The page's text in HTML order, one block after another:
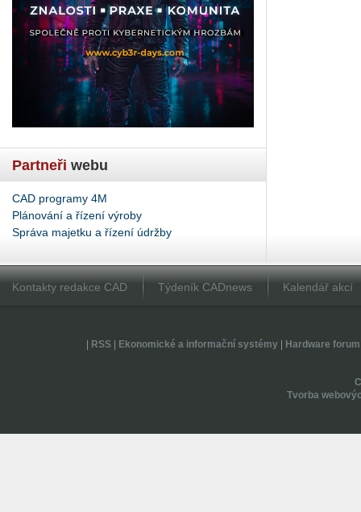
Partneři webu
CAD programy 4M
Plánování a řízení výroby
Správa majetku a řízení údržby
Kontakty redakce CAD Týdeník CADnews Kalendář akcí
RSS| Ekonomické a informační systémy| Hardware forum
Tvorba